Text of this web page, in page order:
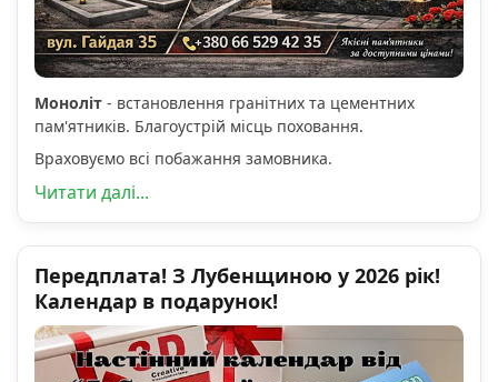
Моноліт - встановлення гранітних та цементних
пам'ятників. Благоустрій місць поховання.
Враховуємо всі побажання замовника.
Читати далі...
Передплата! З Лубенщиною у 2026 рік!
Календар в подарунок!